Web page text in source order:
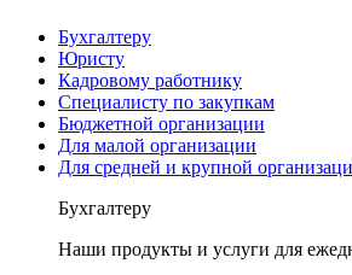
Бухгалтеру
Юристу
Кадровому работнику
Специалисту по закупкам
Бюджетной организации
Для малой организации
Для средней и крупной
Бухгалтеру
Наши продукты и услуги для